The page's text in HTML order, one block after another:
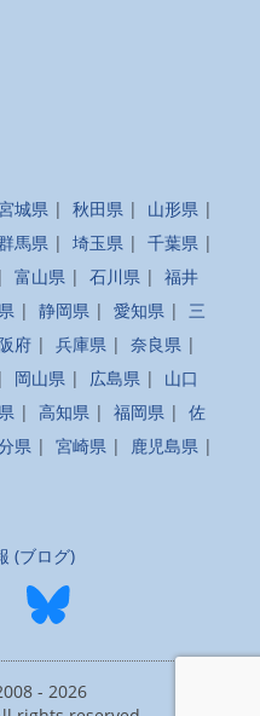
城県 | 秋田県 | 山形県 |
馬県 | 埼玉県 | 千葉県 |
| 富山県 | 石川県 | 福井
| 静岡県 | 愛知県 | 三
府 | 兵庫県 | 奈良県 |
| 岡山県 | 広島県 | 山口
| 高知県 | 福岡県 | 佐
県 | 宮崎県 | 鹿児島県 |
(ブログ)
- 2026